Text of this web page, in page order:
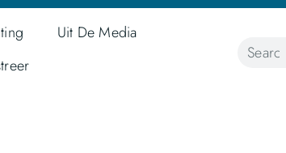
Uit De Media